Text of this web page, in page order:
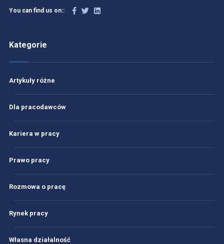
You can find us on::
Kategorie
Artykuły różne
Dla pracodawców
Kariera w pracy
Prawo pracy
Rozmowa o pracę
Rynek pracy
Własna działalność